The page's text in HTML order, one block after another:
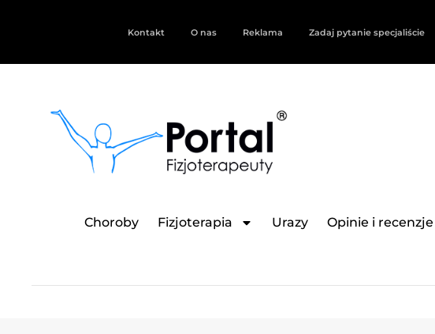
Kontakt O nas Reklama Zadaj pytanie specjaliście
Choroby Fizjoterapia Urazy Opinie i recenzje